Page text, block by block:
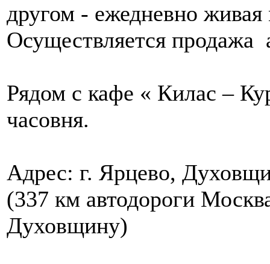
другом - ежедневно
Осуществляется продажа
Рядом с кафе « Килас –
часовня.
Адрес: г. Ярцево,
(337 км автодороги
Духовщину)